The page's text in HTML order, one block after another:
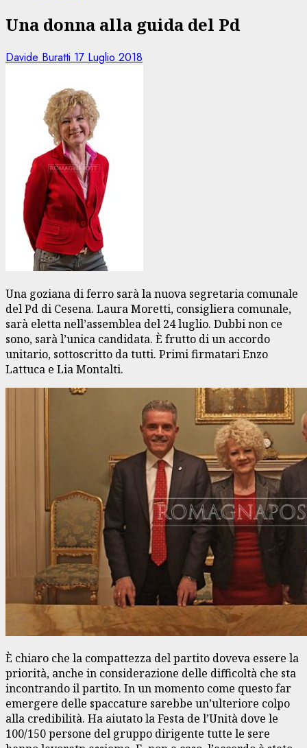
Una donna alla guida del Pd
Davide Buratti 17 Luglio 2018
Una goziana di ferro sarà la nuova segretaria comunale
del Pd di Cesena. Laura Moretti, consigliera comunale,
sarà eletta nell’assemblea del 24 luglio. Dubbi non ce
sono, sarà l’unica candidata. È frutto di un accordo
unitario, sottoscritto da tutti. Primi firmatari Enzo
Lattuca e Lia Montalti.
È chiaro che la compattezza del partito doveva essere la
priorità, anche in considerazione delle difficoltà che sta
incontrando il partito. In un momento come questo far
emergere delle spaccature sarebbe un’ulteriore colpo
alla credibilità. Ha aiutato la Festa de l’Unità dove le
100/150 persone del gruppo dirigente tutte le sere